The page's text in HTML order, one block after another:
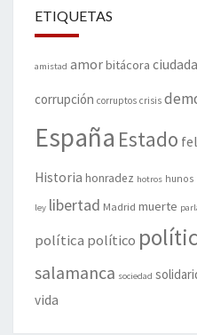
ETIQUETAS
amistad amorbitácora
corrupción corruptos crisis
España Estado
Historia honradez hotros hunos
ley libertad Madrid muerte
política político
salamanca sociedad
vida